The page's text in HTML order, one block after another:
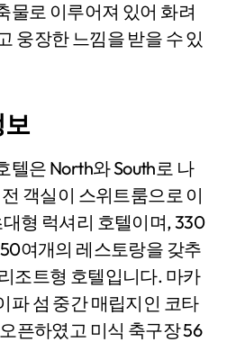
물로 이루어져 있어 화려
웅장한 느낌을 받을 수 있
텔은 North와 South로 나
객실이 스위트룸으로 이
형 럭셔리 호텔이며, 330
여개의 레스토랑을 갖추
조트형 호텔입니다. 마카
파 섬 중간 매립지인 코타
픈하였고 미식 축구장 56